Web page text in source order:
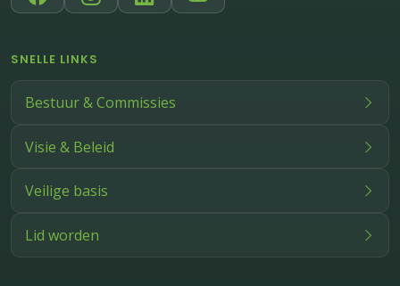
SNELLE LINKS
Bestuur & Commissies
Visie & Beleid
Veilige basis
Lid worden